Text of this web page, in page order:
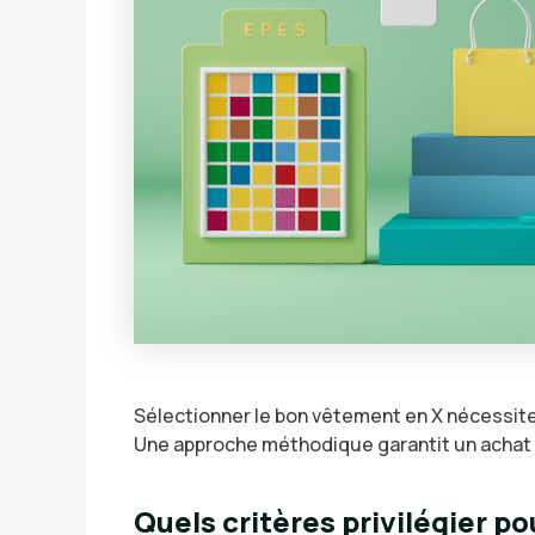
Sélectionner le bon vêtement en X
Une approche méthodique garantit un
Quels critères privilégier